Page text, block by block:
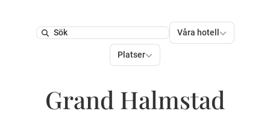
Search
Våra hotell
Våra hotell
Platser
Platser
Grand Halmstad